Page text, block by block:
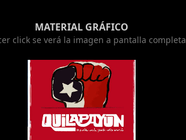
MATERIAL GRÁFICO
click se verá la imagen a pantalla completa